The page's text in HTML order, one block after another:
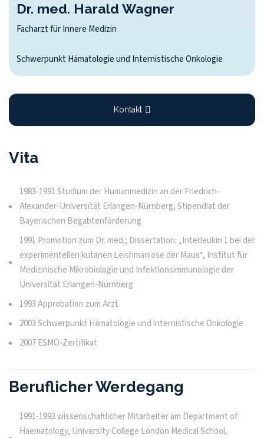
Dr. med. Harald Wagner
Facharzt für Innere Medizin
Schwerpunkt Hämatologie und Internistische Onkologie
Kontakt
Vita
1983-1991 Studium der Humanmedizin an der Friedrich-
Alexander-Universität Erlangen-Nürnberg, Stipendiat der
Bayerischen Begabtenförderung
1991 Promotion zum Dr. med.; Dissertation: „Interleukin 1 bei der
experimentellen kutanen Leishmaniose der Maus“, Institut für
Medizinische Mikrobiologie und Infektionsimmunologie der
Universität Erlangen-Nürnberg
1993 Approbation zum Arzt
2003 Schwerpunkt Hämatologie und internistische Onkologie
2007 ESMO-Zertifikat
Beruflicher Werdegang
1991-1993 wissenschaftlicher Mitarbeiter am Department of
Haematology, University College London Medical School,